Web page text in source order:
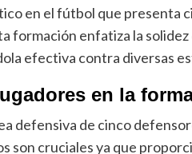
en el fútbol que presenta
formación enfatiza la
efectiva contra diversas
en la
defensiva de cinco
son cruciales ya que